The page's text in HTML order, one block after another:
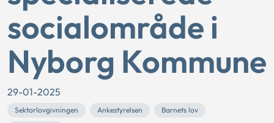
socialområde i
Nyborg Kommune
29-01-2025
Sektorlovgivningen Ankestyrelsen
Barnets lov